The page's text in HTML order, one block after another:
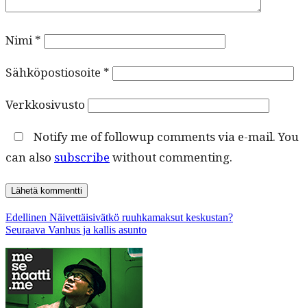
Nimi*
Sähköpostiosoite *
Verkkosivusto
Notify me of followup comments via e-mail. You
can also subscribe without commenting.
Artikkelien
selaus
Edellinen Edellinen
artikkeli:
Näivettäisivätkö ruuhkamaksut keskustan?
Seuraava Seuraava
Vanhus ja kallis asunto